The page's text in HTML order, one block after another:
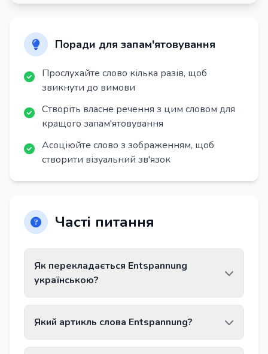
Поради для запам'ятовування
Прослухайте слово кілька разів, щоб
звикнути до вимови
Створіть власне речення з цим словом для
кращого запам'ятовування
Асоціюйте слово з зображенням, щоб
створити візуальний зв'язок
Часті питання
Як перекладається Entspannung
українською?
«відпочинок, розслаблення».
Який артикль слова Entspannung?